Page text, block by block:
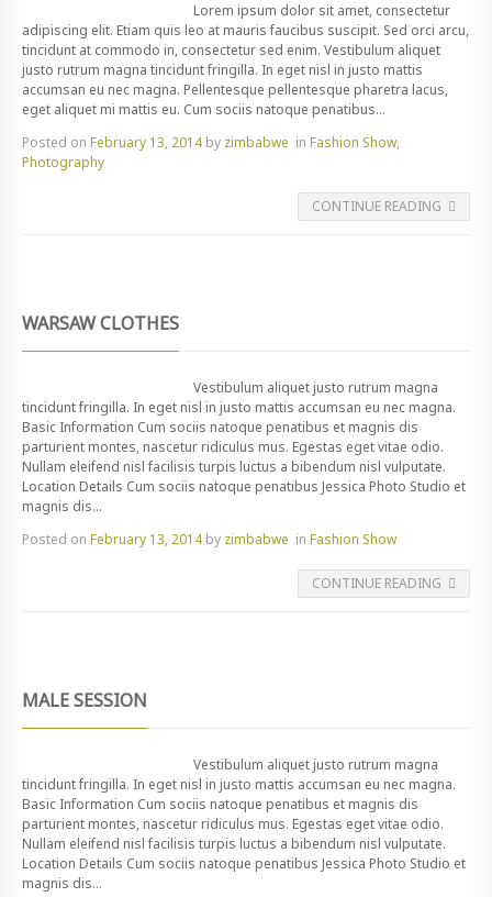
Lorem ipsum dolor sit amet, consectetur
adipiscing elit. Etiam quis leo at mauris faucibus suscipit. Sed orci arcu,
tincidunt at commodo in, consectetur sed enim. Vestibulum aliquet
justo rutrum magna tincidunt fringilla. In eget nisl in justo mattis
accumsan eu nec magna. Pellentesque pellentesque pharetra lacus,
eget aliquet mi mattis eu. Cum sociis natoque penatibus...
Posted on February 13, 2014 by zimbabwe in Fashion Show,
Photography
CONTINUE READING
WARSAW CLOTHES
Vestibulum aliquet justo rutrum magna
tincidunt fringilla. In eget nisl in justo mattis accumsan eu nec magna.
Basic Information Cum sociis natoque penatibus et magnis dis
parturient montes, nascetur ridiculus mus. Egestas eget vitae odio.
Nullam eleifend nisl facilisis turpis luctus a bibendum nisl vulputate.
Location Details Cum sociis natoque penatibus Jessica Photo Studio et
magnis dis...
Posted on February 13, 2014 by zimbabwe in Fashion Show
CONTINUE READING
MALE SESSION
Vestibulum aliquet justo rutrum magna
tincidunt fringilla. In eget nisl in justo mattis accumsan eu nec magna.
Basic Information Cum sociis natoque penatibus et magnis dis
parturient montes, nascetur ridiculus mus. Egestas eget vitae odio.
Nullam eleifend nisl facilisis turpis luctus a bibendum nisl vulputate.
Location Details Cum sociis natoque penatibus Jessica Photo Studio et
magnis dis...